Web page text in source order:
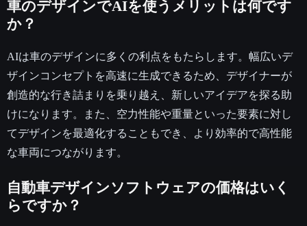
車のデザインでAIを使うメリットは何です
か？
AIは車のデザインに多くの利点をもたらします。幅広いデ
ザインコンセプトを高速に生成できるため、デザイナーが
創造的な行き詰まりを乗り越え、新しいアイデアを探る助
けになります。また、空力性能や重量といった要素に対し
てデザインを最適化することもでき、より効率的で高性能
な車両につながります。
自動車デザインソフトウェアの価格はいく
らですか？